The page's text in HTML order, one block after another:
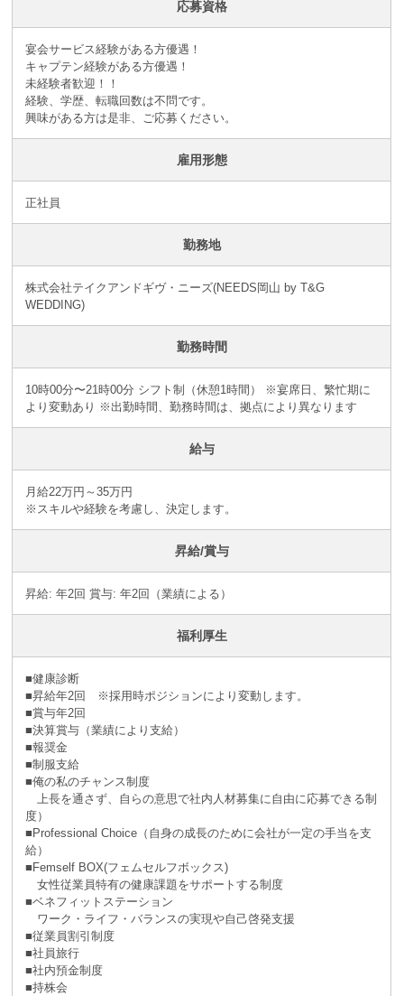
応募資格
宴会サービス経験がある方優遇！
キャプテン経験がある方優遇！
未経験者歓迎！！
経験、学歴、転職回数は不問です。
興味がある方は是非、ご応募ください。
雇用形態
正社員
勤務地
株式会社テイクアンドギヴ・ニーズ(NEEDS岡山 by T&G
WEDDING)
勤務時間
10時00分〜21時00分 シフト制（休憩1時間） ※宴席日、繁忙期に
より変動あり ※出勤時間、勤務時間は、拠点により異なります
給与
月給22万円～35万円
※スキルや経験を考慮し、決定します。
昇給/賞与
昇給: 年2回 賞与: 年2回（業績による）
福利厚生
■健康診断
■昇給年2回 ※採⽤時ポジションにより変動します。
■賞与年2回
■決算賞与（業績により⽀給）
■報奨⾦
■制服支給
■俺の私のチャンス制度
上長を通さず、自らの意思で社内人材募集に自由に応募できる制
度）
■Professional Choice（自身の成長のために会社が⼀定の手当を支
給）
■Femself BOX(フェムセルフボックス)
女性従業員特有の健康課題をサポートする制度
■ベネフィットステーション
ワーク・ライフ・バランスの実現や自己啓発支援
■従業員割引制度
■社員旅⾏
■社内預⾦制度
■持株会